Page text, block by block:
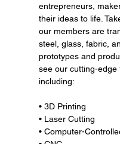
entrepreneurs,
their ideas to life.
our members are
steel, glass, fabric,
prototypes and
see our cutting-edge
including:
• 3D Printing
• Laser Cutting
• Computer-